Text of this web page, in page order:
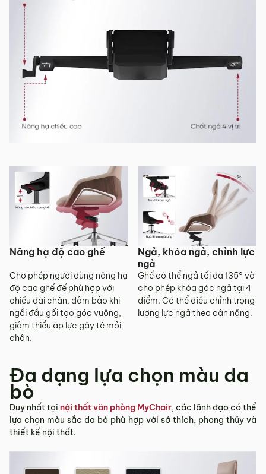
Nâng hạ độ cao ghế
Cho phép người dùng nâng hạ
độ cao ghế để phù hợp với
chiều dài chân, đảm bảo khi
ngồi đầu gối tạo góc vuông,
giảm thiểu áp lực gây tê mỏi
chân.
Ngả, khóa ngả, chỉnh lực
ngả
Ghế có thể ngả tối đa 135° và
cho phép khóa góc ngả tại 4
điểm. Có thể điều chỉnh trọng
lượng lực ngả theo cân nặng.
Đa dạng lựa chọn màu da
bò
Duy nhất tại nội thất văn phòng MyChair, các lãnh đạo có thể
lựa chọn màu sắc da bò phù hợp với sở thích, phong thủy và
thiết kế nội thất.